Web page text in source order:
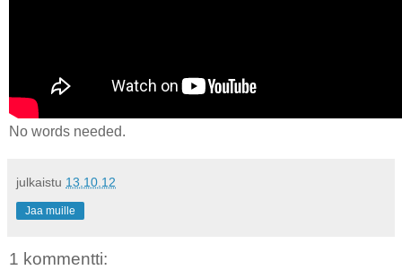
No words needed.
julkaistu 13.10.12
Jaa muille
1 kommentti: